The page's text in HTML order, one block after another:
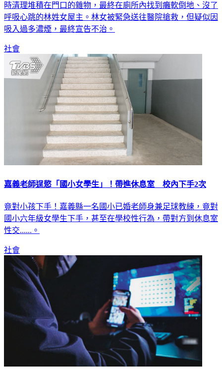
發現獨居的6旬林姓女屋主，直到火勢撲滅後，警消耗費半小
時清理堆積在門口的雜物，最終在廁所內找到癱軟倒地、沒了
呼吸心跳的林姓女屋主。林女被緊急送往醫院搶救，但疑似因
社會
竟對小孩下手！嘉義縣一名國小已婚老師身兼足球教練，竟對
國小六年級女學生下手，甚至在學校性行為，帶對方到休息室
社會